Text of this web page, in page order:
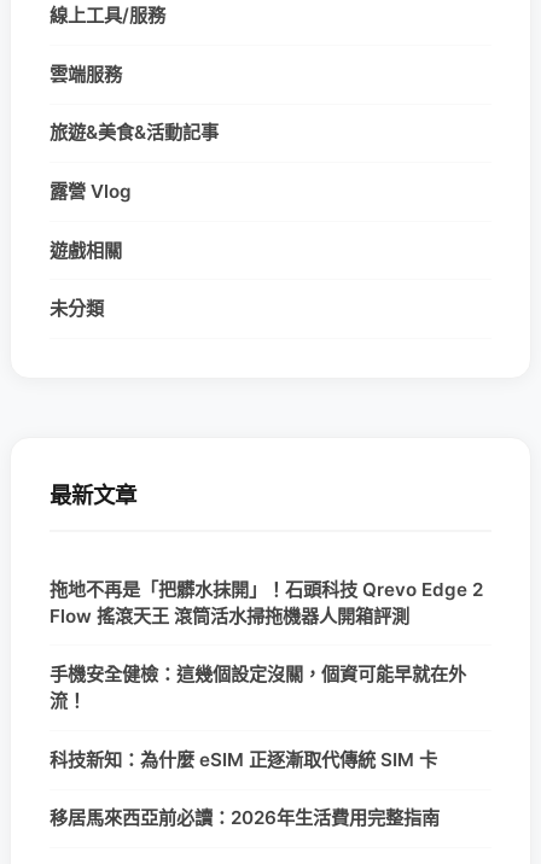
線上工具/服務
雲端服務
旅遊&美食&活動記事
露營 Vlog
遊戲相關
未分類
最新文章
拖地不再是「把髒水抹開」！石頭科技 Qrevo Edge 2
Flow 搖滾天王 滾筒活水掃拖機器人開箱評測
手機安全健檢：這幾個設定沒關，個資可能早就在外
流！
科技新知：為什麼 eSIM 正逐漸取代傳統 SIM 卡
移居馬來西亞前必讀：2026年生活費用完整指南